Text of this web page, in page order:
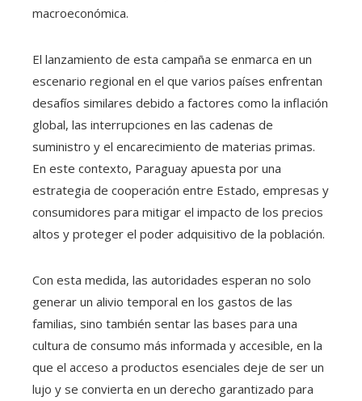
macroeconómica.
El lanzamiento de esta campaña se enmarca en un
escenario regional en el que varios países enfrentan
desafíos similares debido a factores como la inflación
global, las interrupciones en las cadenas de
suministro y el encarecimiento de materias primas.
En este contexto, Paraguay apuesta por una
estrategia de cooperación entre Estado, empresas y
consumidores para mitigar el impacto de los precios
altos y proteger el poder adquisitivo de la población.
Con esta medida, las autoridades esperan no solo
generar un alivio temporal en los gastos de las
familias, sino también sentar las bases para una
cultura de consumo más informada y accesible, en la
que el acceso a productos esenciales deje de ser un
lujo y se convierta en un derecho garantizado para